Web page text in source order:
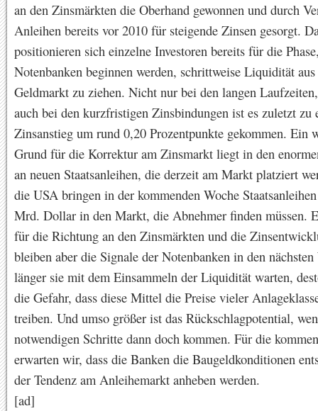
an den Zinsmärkten die Oberhand gewonnen und durch
Anleihen bereits vor 2010 für steigende Zinsen gesorgt.
positionieren sich einzelne Investoren bereits für die
Notenbanken beginnen werden, schrittweise Liquidität
Geldmarkt zu ziehen. Nicht nur bei den langen
auch bei den kurzfristigen Zinsbindungen ist es zuletzt zu
Zinsanstieg um rund 0,20 Prozentpunkte gekommen. Ein
Grund für die Korrektur am Zinsmarkt liegt in den
an neuen Staatsanleihen, die derzeit am Markt platziert
die USA bringen in der kommenden Woche
Mrd. Dollar in den Markt, die Abnehmer finden müssen.
für die Richtung an den Zinsmärkten und die
bleiben aber die Signale der Notenbanken in den nächsten
länger sie mit dem Einsammeln der Liquidität warten,
die Gefahr, dass diese Mittel die Preise vieler
treiben. Und umso größer ist das Rückschlagpotential,
notwendigen Schritte dann doch kommen. Für die
erwarten wir, dass die Banken die Baugeldkonditionen
der Tendenz am Anleihemarkt anheben werden.
[ad]